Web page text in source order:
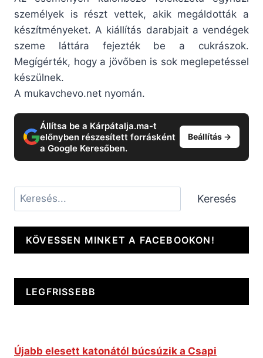
személyek is részt vettek, akik megáldották a
készítményeket. A kiállítás darabjait a vendégek
szeme láttára fejezték be a cukrászok.
Megígérték, hogy a jövőben is sok meglepetéssel
készülnek.
A mukavchevo.net nyomán.
Állítsa be a Kárpátalja.ma-t
előnyben részesített forrásként
a Google Keresőben.
Beállítás →
Keresés Keresés
KÖVESSEN MINKET A FACEBOOKON!
LEGFRISSEBB
Újabb elesett katonától búcsúzik a Csapi